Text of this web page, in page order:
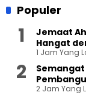
Populer
Jemaat
Hangat
1 Jam Yang
2 Jam Yang